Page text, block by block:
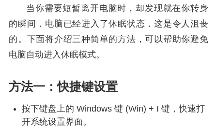
当你需要短暂离开电脑时，却发现就在你转身
的瞬间，电脑已经进入了休眠状态，这是令人沮丧
的。下面将介绍三种简单的方法，可以帮助你避免
电脑自动进入休眠模式。
方法一：快捷键设置
按下键盘上的 Windows 键 (Win) + I 键，快速打
开系统设置界面。